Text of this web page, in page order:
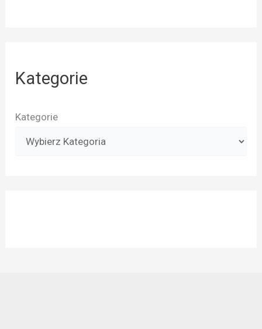
Kategorie
Kategorie